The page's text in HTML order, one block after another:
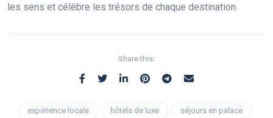
les sens et célèbre les trésors de chaque destination.
Share this:
expérience locale hôtels de luxe séjours en palace